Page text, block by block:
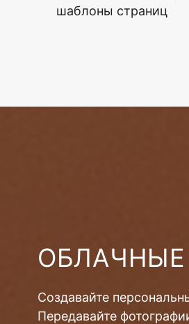
шаблоны страниц
ОБЛАЧНЫЕ
Создавайте
Передавайте